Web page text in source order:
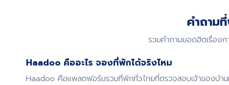
คำถาม
รวมคำถามยอดฮิตเรื่อง
Haadoo คืออะไร จองที่พักได้จริงไหม
Haadoo คือแพลตฟอร์มรวมที่พักทั่วไทยที่ตรวจสอบเจ้าของบ้